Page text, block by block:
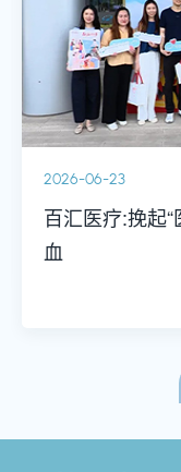
2026-06-23
百汇医疗:挽起
血